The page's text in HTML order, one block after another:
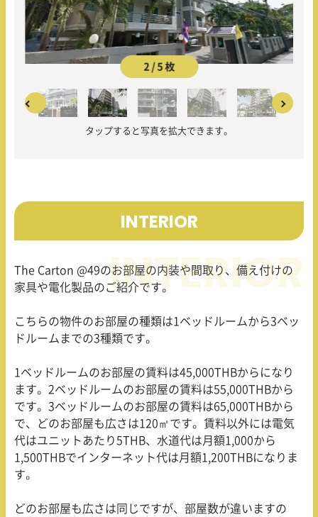
2 / 5 枚
タップすると写真を拡大できます。
INTERIOR
The Carton @49のお部屋の内装や間取り、備え付けの
家具や電化製品のご紹介です。
こちらの物件のお部屋の種類は1ベッドルームから3ベッ
ドルームまでの3種類です。
1ベッドルームのお部屋の賃料は45,000THBからになり
ます。2ベッドルームのお部屋の賃料は55,000THBから
です。3ベッドルームのお部屋の賃料は65,000THBから
で、どのお部屋も広さは120㎡です。賃料以外には電気
代はユニットあたり5THB、水道代は月額1,000から
1,500THBでインターネット代は月額1,200THBになりま
す。
どのお部屋も広さは同じですが、部屋数が違いますの